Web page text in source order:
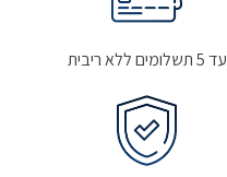
עד 5 תשלומים ללא ריבית